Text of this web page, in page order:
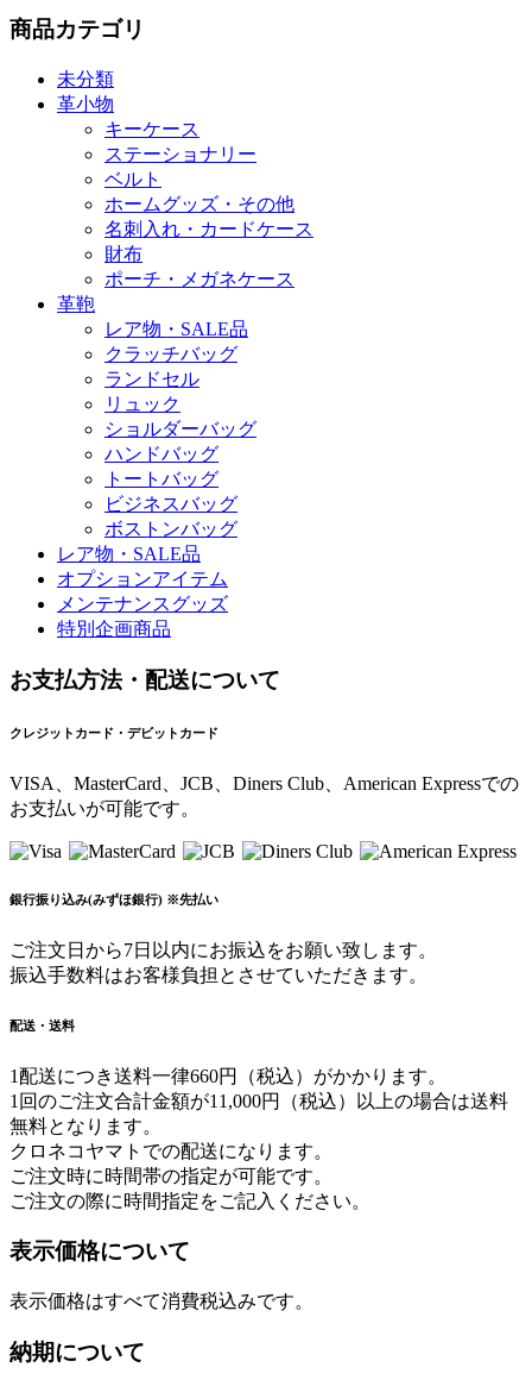
商品カテゴリ
未分類
革小物
キーケース
ステーショナリー
ベルト
ホームグッズ・その他
名刺入れ・カードケース
財布
ポーチ・メガネケース
革鞄
レア物・SALE品
クラッチバッグ
ランドセル
リュック
ショルダーバッグ
ハンドバッグ
トートバッグ
ビジネスバッグ
ボストンバッグ
レア物・SALE品
オプションアイテム
メンテナンスグッズ
特別企画商品
お支払方法・配送について
クレジットカード・デビットカード
VISA、MasterCard、JCB、Diners Club、American Expressでの
お支払いが可能です。
銀行振り込み(みずほ銀行) ※先払い
ご注文日から7日以内にお振込をお願い致します。
振込手数料はお客様負担とさせていただきます。
配送・送料
1配送につき送料一律660円（税込）がかかります。
1回のご注文合計金額が11,000円（税込）以上の場合は送料
無料となります。
クロネコヤマトでの配送になります。
ご注文時に時間帯の指定が可能です。
ご注文の際に時間指定をご記入ください。
表示価格について
表示価格はすべて消費税込みです。
納期について